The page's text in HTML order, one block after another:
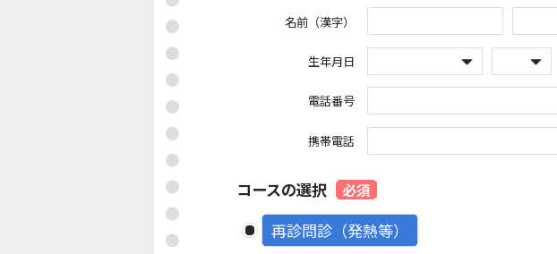
名前（漢字）
生年月日
電話番号
携帯電話
コースの選択 必須
再診問診（発熱等）